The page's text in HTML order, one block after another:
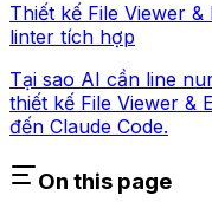
Thiết kế File Viewer
linter tích hợp
Tại sao AI cần line
thiết kế File Viewer &
đến Claude Code.
On this page